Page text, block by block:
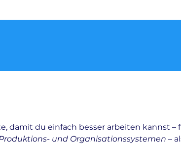
damit du einfach besser arbeiten kannst –
und Organisationssystemen –